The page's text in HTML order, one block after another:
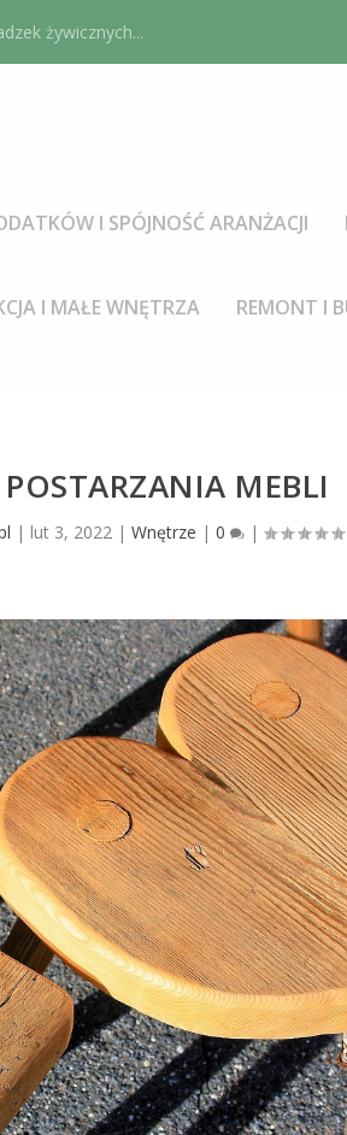
żywicznych...
I SPÓJNOŚĆ ARANŻACJI
I MAŁE WNĘTRZA REMONT I
MEBLI
| lut 3, 2022 |Wnętrze |0 |